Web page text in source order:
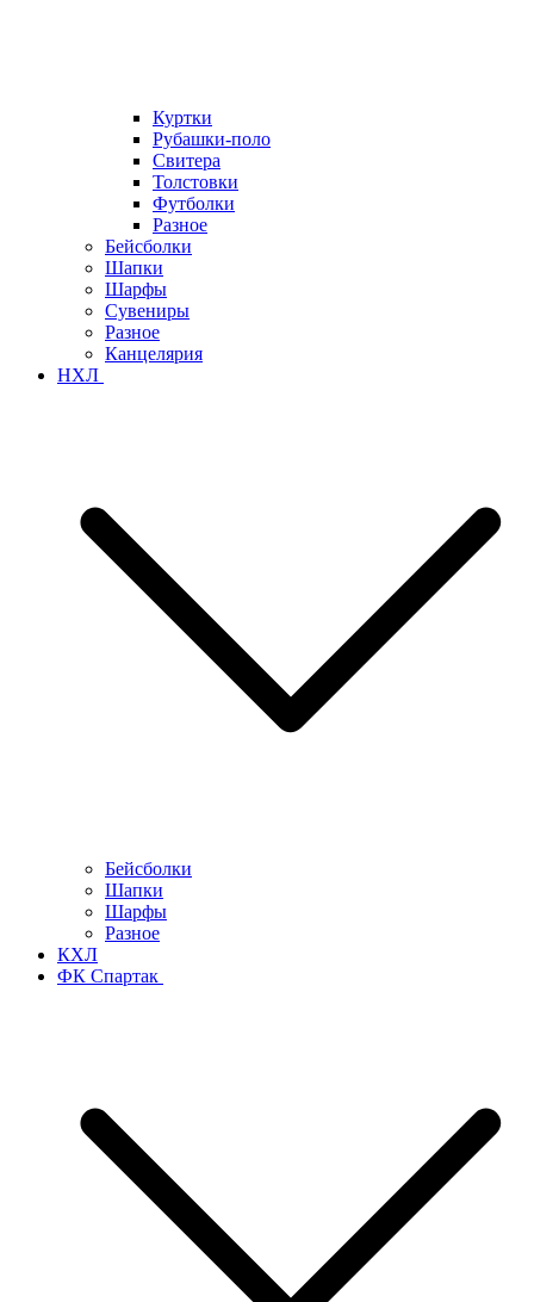
Куртки
Рубашки-поло
Свитера
Толстовки
Футболки
Разное
Бейсболки
Шапки
Шарфы
Сувениры
Разное
Канцелярия
НХЛ
Бейсболки
Шапки
Шарфы
Разное
КХЛ
ФК Спартак